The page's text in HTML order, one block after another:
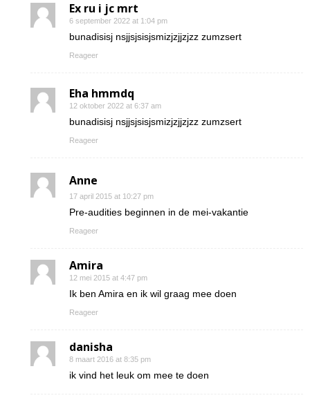
Ex ru i jc mrt
6 september 2022 at 1:04 pm
bunadisisj nsjjsjsisjsmizjzjjzjzz zumzsert
Reageer
Eha hmmdq
12 oktober 2022 at 6:37 am
bunadisisj nsjjsjsisjsmizjzjjzjzz zumzsert
Reageer
Anne
17 april 2015 at 10:27 pm
Pre-audities beginnen in de mei-vakantie
Reageer
Amira
12 mei 2015 at 4:47 pm
Ik ben Amira en ik wil graag mee doen
Reageer
danisha
8 maart 2016 at 8:35 pm
ik vind het leuk om mee te doen